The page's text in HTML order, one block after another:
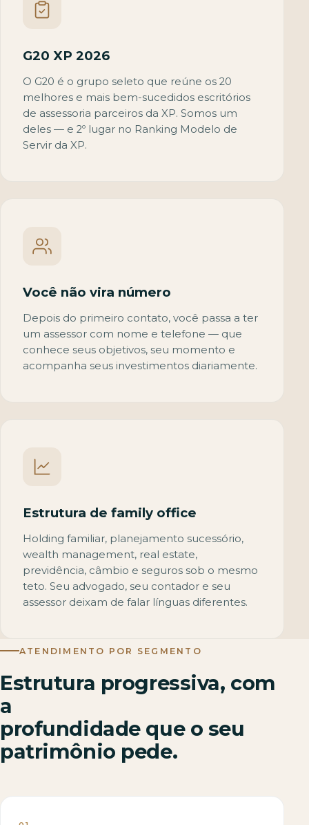
G20 XP 2026
O G20 é o grupo seleto que reúne os 20
melhores e mais bem-sucedidos escritórios
de assessoria parceiros da XP. Somos um
deles — e 2º lugar no Ranking Modelo de
Servir da XP.
Você não vira número
Depois do primeiro contato, você passa a ter
um assessor com nome e telefone — que
conhece seus objetivos, seu momento e
acompanha seus investimentos diariamente.
Estrutura de family office
Holding familiar, planejamento sucessório,
wealth management, real estate,
previdência, câmbio e seguros sob o mesmo
teto. Seu advogado, seu contador e seu
assessor deixam de falar línguas diferentes.
ATENDIMENTO POR SEGMENTO
Estrutura progressiva, com
a
profundidade que o seu
patrimônio pede.